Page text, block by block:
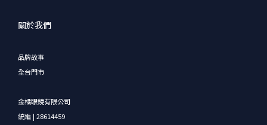
關於我們
品牌故事
全台門市
金橘眼鏡有限公司
統編 | 28614459